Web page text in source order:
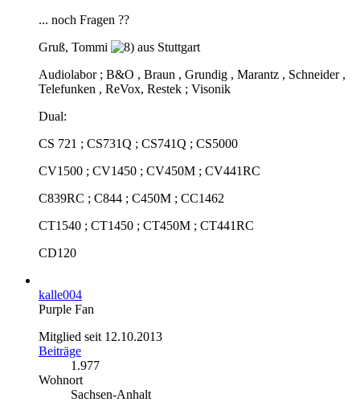
... noch Fragen ??
Gruß, Tommi
aus Stuttgart
Audiolabor ; B&O , Braun , Grundig , Marantz , Schneider ,
Telefunken , ReVox, Restek ; Visonik
Dual:
CS 721 ; CS731Q ; CS741Q ; CS5000
CV1500 ; CV1450 ; CV450M ; CV441RC
C839RC ; C844 ; C450M ; CC1462
CT1540 ; CT1450 ; CT450M ; CT441RC
CD120
kalle004
Purple Fan
Mitglied seit 12.10.2013
Beiträge
1.977
Wohnort
Sachsen-Anhalt